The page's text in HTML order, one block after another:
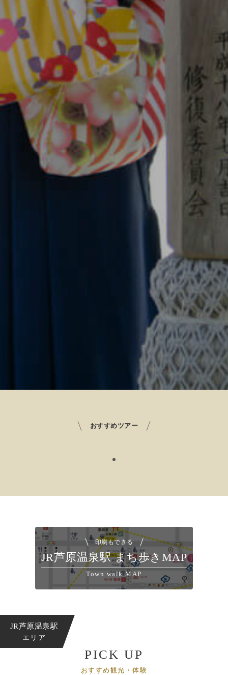
おすすめツアー
印刷もできる
JR芦原温泉駅 まち歩きMAP
Town walk MAP
JR芦原温泉駅
エリア
PICK UP
おすすめ観光・体験